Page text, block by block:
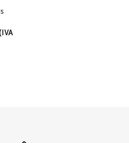
range: 121,00 € through 164,56